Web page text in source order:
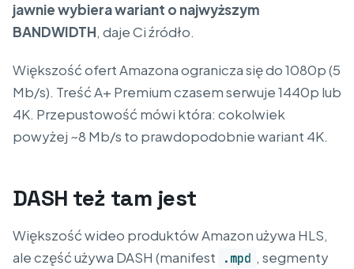
jawnie wybiera wariant o najwyższym
BANDWIDTH, daje Ci źródło.
Większość ofert Amazona ogranicza się do 1080p (5
Mb/s). Treść A+ Premium czasem serwuje 1440p lub
4K. Przepustowość mówi która: cokolwiek
powyżej ~8 Mb/s to prawdopodobnie wariant 4K.
DASH też tam jest
Większość wideo produktów Amazon używa HLS,
ale część używa DASH (manifest
.mpd , segmenty